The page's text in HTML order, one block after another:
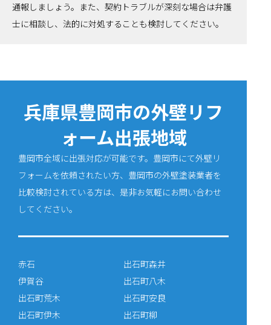
通報しましょう。また、契約トラブルが深刻な場合は弁護
士に相談し、法的に対処することも検討してください。
兵庫県豊岡市の外壁リフ
ォーム出張地域
豊岡市全域に出張対応が可能です。豊岡市にて外壁リ
フォームを依頼されたい方、豊岡市の外壁塗装業者を
比較検討されている方は、是非お気軽にお問い合わせ
してください。
赤石
伊賀谷
出石町荒木
出石町伊木
出石町森井
出石町八木
出石町安良
出石町柳